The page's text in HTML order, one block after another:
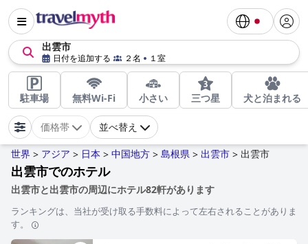
出雲市
日付を追加する ２名 １室
駐車場 無料Wi-Fi 小さい 三つ星 犬と泊まれる
価格帯 並べ替え
世界 > アジア > 日本 > 中国地方 > 島根県 > 出雲市 > 出雲市
出雲市でのホテル
出雲市と出雲市の周辺にホテル82軒があります
ランキングは、当社が受け取る手数料によって左右されることがありま
す。